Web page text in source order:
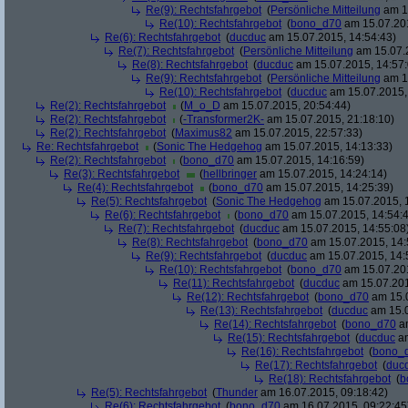
Re(9): Rechtsfahrgebot (Persönliche Mitteilung am
Re(10): Rechtsfahrgebot (bono_d70 am
Re(6): Rechtsfahrgebot (ducduc am 15.07.2015, 14:54:43)
Re(7): Rechtsfahrgebot (Persönliche Mitteilung am
Re(8): Rechtsfahrgebot (ducduc am 15.07.2015,
Re(9): Rechtsfahrgebot (Persönliche Mitteilung am
Re(10): Rechtsfahrgebot (ducduc am
Re(2): Rechtsfahrgebot
(M_o_D am 15.07.2015, 20:54:44)
Re(2): Rechtsfahrgebot
(-Transformer2K- am 15.07.2015, 21:18:10)
Re(2): Rechtsfahrgebot (Maximus82 am 15.07.2015, 22:57:33)
Re: Rechtsfahrgebot
(Sonic The Hedgehog am 15.07.2015, 14:13:33)
Re(2): Rechtsfahrgebot
(bono_d70 am 15.07.2015, 14:16:59)
Re(3): Rechtsfahrgebot
(hellbringer am 15.07.2015, 14:24:14)
Re(4): Rechtsfahrgebot
(bono_d70 am 15.07.2015, 14:25:39)
Re(5): Rechtsfahrgebot (Sonic The Hedgehog am 15.07.2015,
Re(6): Rechtsfahrgebot
(bono_d70 am 15.07.2015,
Re(7): Rechtsfahrgebot (ducduc am 15.07.2015,
Re(8): Rechtsfahrgebot (bono_d70 am 15.07.2015,
Re(9): Rechtsfahrgebot (ducduc am 15.07.2015,
Re(10): Rechtsfahrgebot (bono_d70 am
Re(11): Rechtsfahrgebot (ducduc am
Re(12): Rechtsfahrgebot (bono_d70 am
Re(13): Rechtsfahrgebot (ducduc am
Re(14): Rechtsfahrgebot (bono_d70
Re(15): Rechtsfahrgebot (ducduc
Re(16): Rechtsfahrgebot (
Re(17): Rechtsfahrgebot (
Re(18): Rechtsfahrgebot (
Re(5): Rechtsfahrgebot (Thunder am 16.07.2015, 09:18:42)